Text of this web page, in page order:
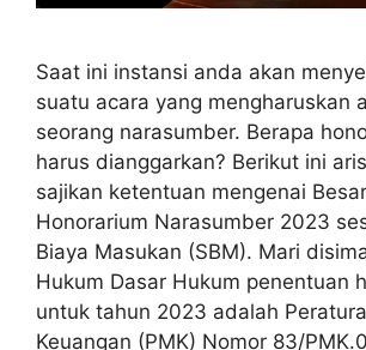
Saat ini instansi anda akan
suatu acara yang mengharuskan
seorang narasumber. Berapa
harus dianggarkan? Berikut ini
sajikan ketentuan mengenai
Honorarium Narasumber 2023
Biaya Masukan (SBM). Mari
Hukum Dasar Hukum penentuan
untuk tahun 2023 adalah
Keuangan (PMK) Nomor 83/